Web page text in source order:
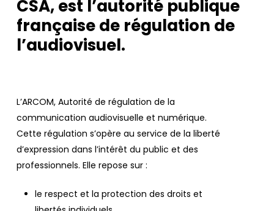
CSA, est l’autorité publique
française de régulation de
l’audiovisuel.
L’ARCOM, Autorité de régulation de la
communication audiovisuelle et numérique.
Cette régulation s’opère au service de la liberté
d’expression dans l’intérêt du public et des
professionnels. Elle repose sur :
le respect et la protection des droits et